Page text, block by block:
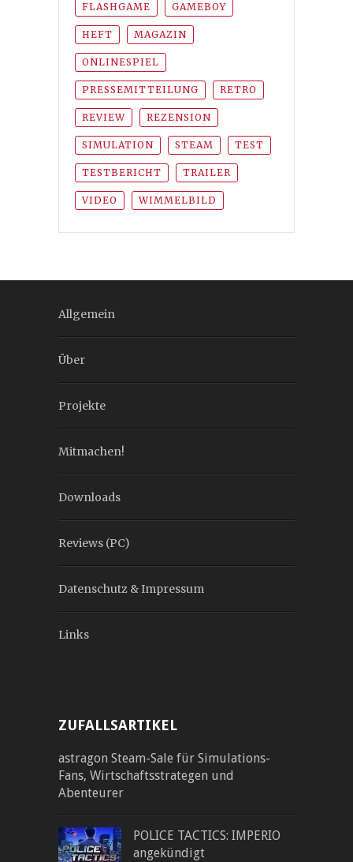
FLASHGAME GAMEBOY
HEFT MAGAZIN
ONLINESPIEL
PRESSEMITTEILUNG RETRO
REVIEW REZENSION
SIMULATION STEAM TEST
TESTBERICHT TRAILER
VIDEO WIMMELBILD
Allgemein
Über
Projekte
Mitmachen!
Downloads
Reviews (PC)
Datenschutz & Impressum
Links
ZUFALLSARTIKEL
astragon Steam-Sale für Simulations-
Fans, Wirtschaftsstrategen und
Abenteurer
POLICE TACTICS: IMPERIO
angekündigt